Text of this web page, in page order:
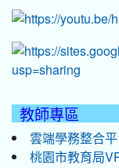
教師專區
雲端學務整合平
桃園市教育局